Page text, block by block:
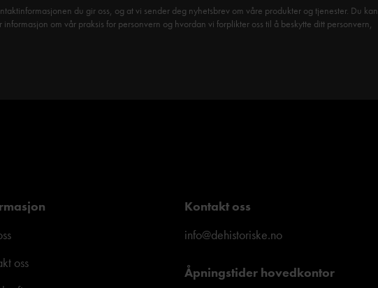
du gir oss, og at vi sender deg nyhetsbrev om våre produkter og tjenester. Du kan
om vår praksis for personvern og hvordan vi forplikter oss til å beskytte ditt personvern,
oss
Kontakt oss
info@dehistoriske.no
Åpningstider hovedkontor